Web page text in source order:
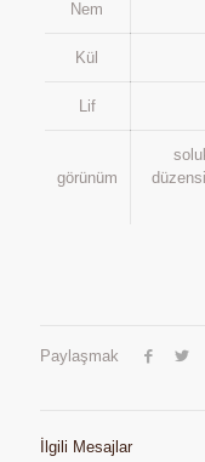
Nem
Kül
Lif
görünüm
Paylaşmak
İlgili Mesajlar